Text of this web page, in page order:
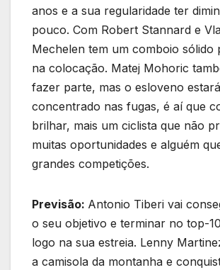
anos e a sua regularidade ter
pouco. Com Robert Stannard e
Mechelen tem um comboio sólido
na colocação. Matej Mohoric
fazer parte, mas o esloveno
concentrado nas fugas, é aí que
brilhar, mais um ciclista que não
muitas oportunidades e alguém
grandes competições.
Previsão: Antonio Tiberi vai
o seu objetivo e terminar no top-
logo na sua estreia. Lenny
a camisola da montanha e